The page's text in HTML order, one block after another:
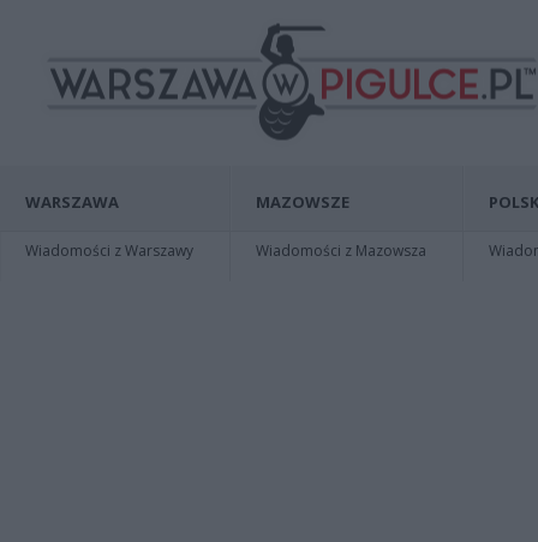
WARSZAWA
Wiadomości z Warszawy
MAZOWSZE
Wiadomości z Mazowsza